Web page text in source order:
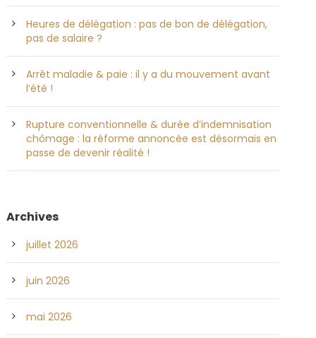
Heures de délégation : pas de bon de délégation,
pas de salaire ?
Arrêt maladie & paie : il y a du mouvement avant
l’été !
Rupture conventionnelle & durée d’indemnisation
chômage : la réforme annoncée est désormais en
passe de devenir réalité !
Archives
juillet 2026
juin 2026
mai 2026